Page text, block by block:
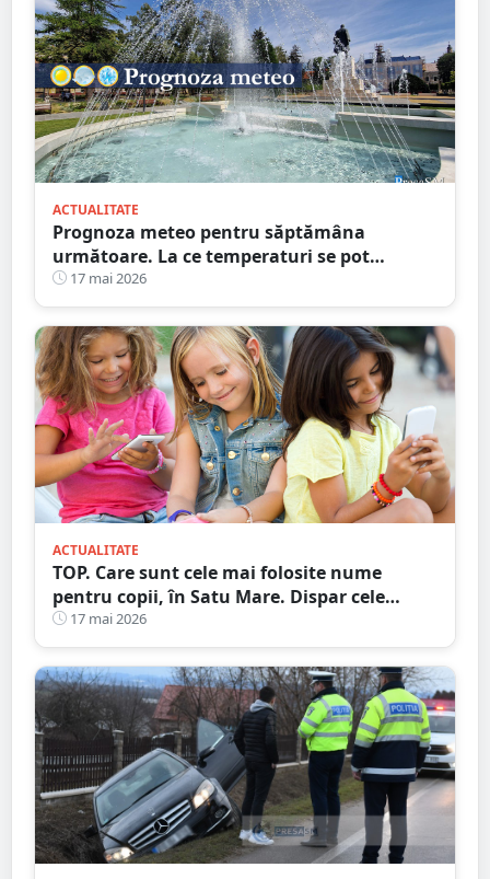
ACTUALITATE
Prognoza meteo pentru săptămâna
următoare. La ce temperaturi se pot
aștepta sătmărenii
17 mai 2026
ACTUALITATE
TOP. Care sunt cele mai folosite nume
pentru copii, în Satu Mare. Dispar cele
tradiționale
17 mai 2026